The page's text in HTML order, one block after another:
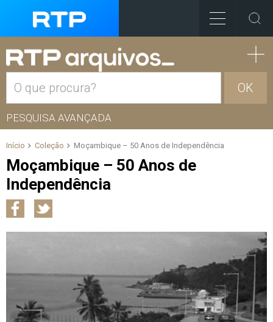
OK
PESQUISA AVANÇADA
Início Coleção Moçambique – 50 Anos de Independência
Moçambique – 50 Anos de
Independência